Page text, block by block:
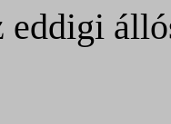
eddigi